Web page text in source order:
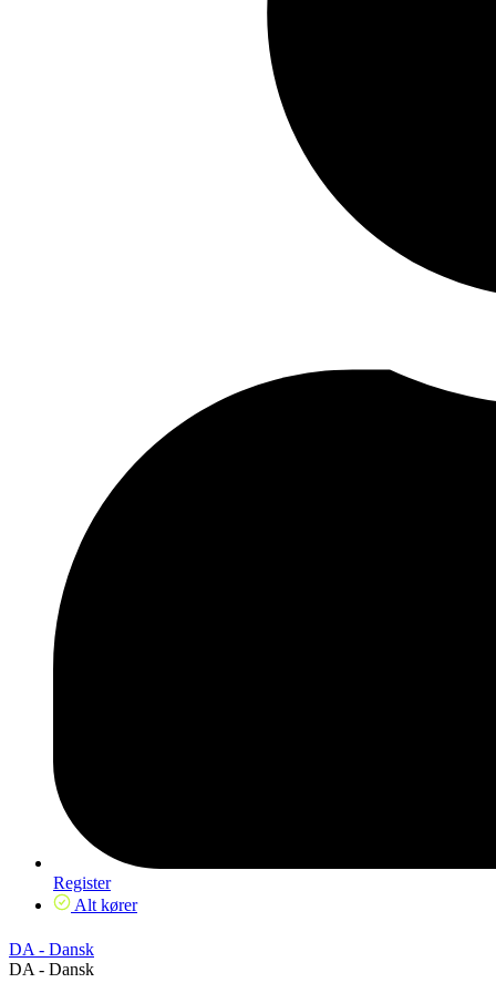
Register
Alt kører
DA - Dansk
DA - Dansk